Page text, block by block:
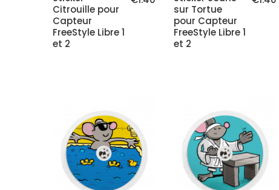
Citrouille pour
Capteur
FreeStyle Libre 1
et 2
sur Tortue
pour Capteur
FreeStyle Libre 1
et 2